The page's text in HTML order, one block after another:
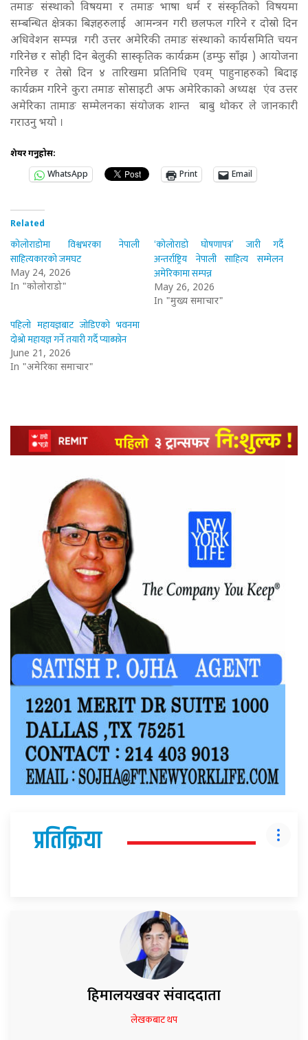
तमाङ संस्थाको विषयमा र तमाङ भाषा धर्म र संस्कृतिको विषयमा
सम्बन्धित क्षेत्रका बिज्ञहरुलाई आमन्त्रन गरी छलफल गरिने र दोस्रो दिन
अधिवेशन सम्पन्न गरी उत्तर अमेरिकी तमाङ संस्थाको कार्यसमिति चयन
गरिनेछ र सोही दिन बेलुकी सास्कृतिक कार्यक्रम (डम्फु साँझ ) आयोजना
गरिनेछ र तेस्रो दिन ४ तारिखमा प्रतिनिधि एवम् पाहुनाहरुको बिदाइ
कार्यक्रम गरिने कुरा तमाङ सोसाइटी अफ अमेरिकाको अध्यक्ष एंव उत्तर
अमेरिका तामाङ सम्मेलनका संयोजक शान्त बाबु थोकर ले जानकारी
गराउनु भयो ।
शेयर गर्नुहोस:
WhatsApp
Print Email
Related
कोलोराडोमा विश्वभरका नेपाली
साहित्यकारको जमघट
May 24, 2026
In "कोलोराडो"
‘कोलोराडो घोषणापत्र’ जारी गर्दै
अन्तर्राष्ट्रिय नेपाली साहित्य सम्मेलन
अमेरिकामा सम्पन्न
May 26, 2026
In "मुख्य समाचार"
पहिलो महायज्ञबाट जोडिएको भवनमा
दोश्रो महायज्ञ गर्ने तयारी गर्दै प्याब्फोन
June 21, 2026
In "अमेरिका समाचार"
प्रतिक्रिया
हिमालयखवर संवाददाता
लेखकबाट थप